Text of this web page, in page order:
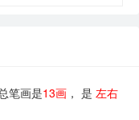
笔画是13画 ， 是 左右